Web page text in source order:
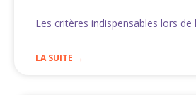
Les critères indispensables lors de
LA SUITE →